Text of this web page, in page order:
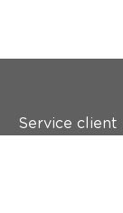
Service client